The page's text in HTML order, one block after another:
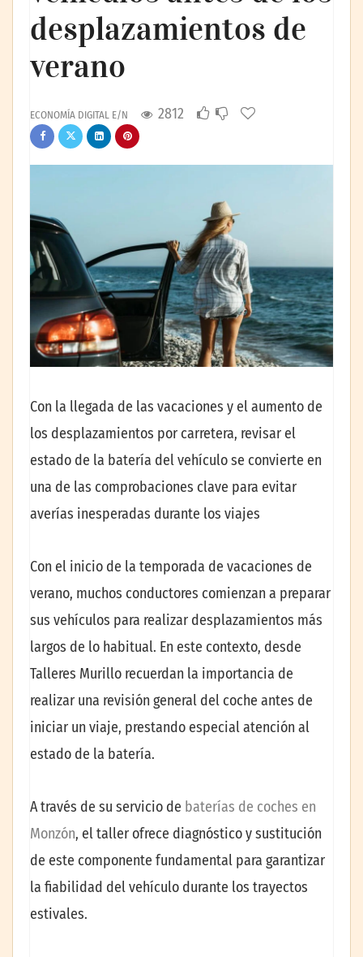
desplazamientos de
verano
ECONOMÍA DIGITAL E/N 2812
Con la llegada de las vacaciones y el aumento de
los desplazamientos por carretera, revisar el
estado de la batería del vehículo se convierte en
una de las comprobaciones clave para evitar
averías inesperadas durante los viajes
Con el inicio de la temporada de vacaciones de
verano, muchos conductores comienzan a preparar
sus vehículos para realizar desplazamientos más
largos de lo habitual. En este contexto, desde
Talleres Murillo recuerdan la importancia de
realizar una revisión general del coche antes de
iniciar un viaje, prestando especial atención al
estado de la batería.
A través de su servicio de baterías de coches en
Monzón, el taller ofrece diagnóstico y sustitución
de este componente fundamental para garantizar
la fiabilidad del vehículo durante los trayectos
estivales.